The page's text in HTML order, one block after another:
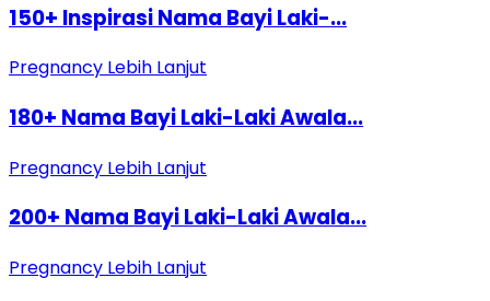
150+ Inspirasi Nama Bayi Laki-...
Pregnancy Lebih Lanjut
180+ Nama Bayi Laki-Laki Awala...
Pregnancy Lebih Lanjut
200+ Nama Bayi Laki-Laki Awala...
Pregnancy Lebih Lanjut